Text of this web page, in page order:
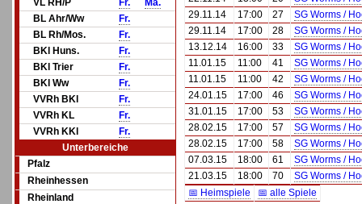
VL RH/P
Fr.
Mä.
BL Ahr/Ww
Fr.
BL Rh/Mos.
Fr.
BKl Huns.
Fr.
BKl Trier
Fr.
BKl Ww
Fr.
VVRh BKl
Fr.
VVRh KL
Fr.
VVRh KKl
Fr.
Unterbereiche
Pfalz
Rheinhessen
Rheinland
29.11.14
17:00 27
SG Worms /
29.11.14
17:00 28
SG Worms /
13.12.14
16:00 33
SG Worms /
11.01.15
11:00 41
SG Worms /
11.01.15
11:00 42
SG Worms /
24.01.15
17:00 46
SG Worms /
31.01.15
17:00 53
SG Worms /
28.02.15
17:00 57
SG Worms /
28.02.15
17:00 58
SG Worms /
07.03.15
18:00 61
SG Worms /
21.03.15
18:00 70
SG Worms /
📅 Heimspiele
📅 alle Spiele